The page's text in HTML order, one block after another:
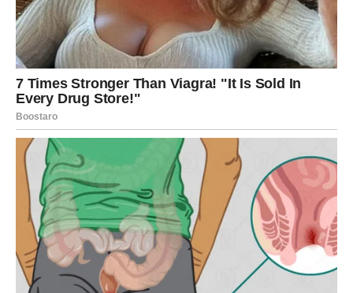
I to je veoma važna lekcija.
JEDNA ISTINA USKORO IZLAZI
NA VIDJELO
Vrlo brzo mogli biste saznati nešto što ranije niste znale.
Možda pravi razlog zbog kojeg je došlo do prekida.
Možda osjećanja koja su bila skrivana.
Možda istinu koja mijenja način na koji gledate na cijelu
priču.